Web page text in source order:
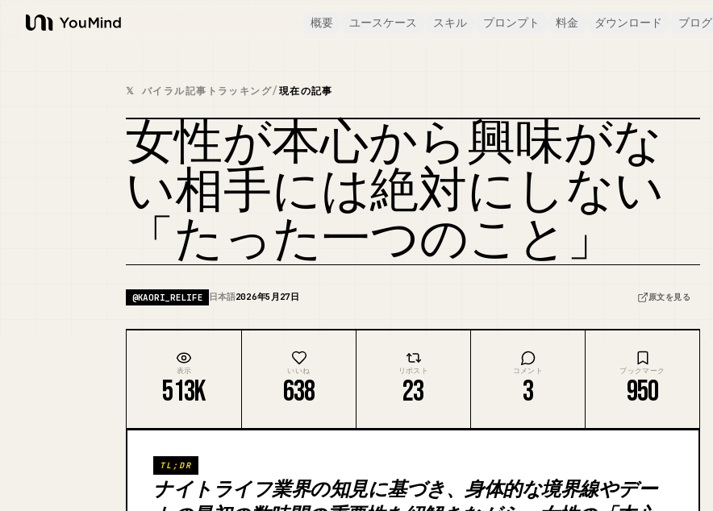
YouMind
概要 ユースケース スキル プロンプト 料金 ダウンロード ブログ
𝕏 バイラル記事トラッキング/現在の記事
女性が本心から興味がな
い相手には絶対にしない
「たった一つのこと」
@KAORI_RELIFE 日本語2026年5月27日 原文を見る
表示
513K
いいね
638
リポスト
23
コメント
3
ブックマーク
950
TL;DR
ナイトライフ業界の知見に基づき、身体的な境界線やデー